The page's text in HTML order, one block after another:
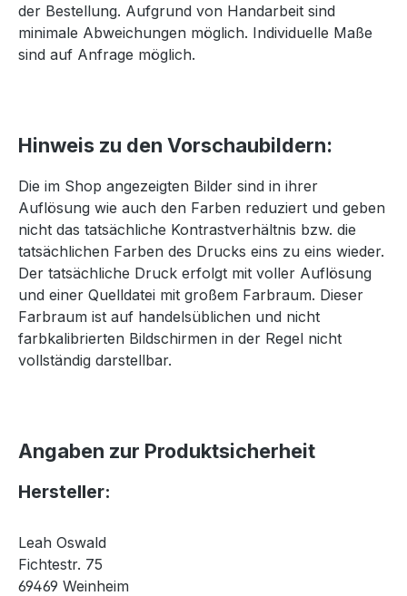
der Bestellung. Aufgrund von Handarbeit sind
minimale Abweichungen möglich. Individuelle Maße
sind auf Anfrage möglich.
Hinweis zu den Vorschaubildern:
Die im Shop angezeigten Bilder sind in ihrer
Auflösung wie auch den Farben reduziert und geben
nicht das tatsächliche Kontrastverhältnis bzw. die
tatsächlichen Farben des Drucks eins zu eins wieder.
Der tatsächliche Druck erfolgt mit voller Auflösung
und einer Quelldatei mit großem Farbraum. Dieser
Farbraum ist auf handelsüblichen und nicht
farbkalibrierten Bildschirmen in der Regel nicht
vollständig darstellbar.
Angaben zur Produktsicherheit
Hersteller:
Leah Oswald
Fichtestr. 75
69469 Weinheim